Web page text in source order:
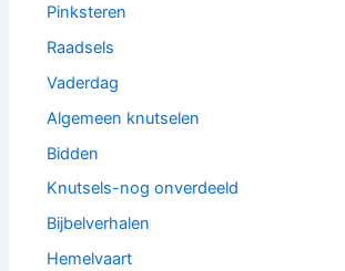
Pinksteren
Raadsels
Vaderdag
Algemeen knutselen
Bidden
Knutsels-nog onverdeeld
Bijbelverhalen
Hemelvaart